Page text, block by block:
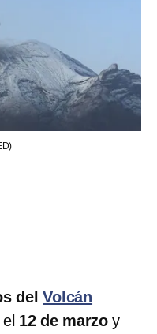
delVolcán
12 de marzoy